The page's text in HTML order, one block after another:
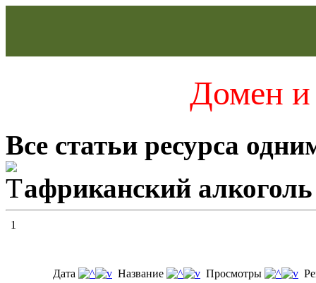
Домен и
Все статьи ресурса
африканский алкоголь
1
Дата Название Просмотры